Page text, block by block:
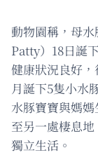
動物園稱，母
Patty）18日誕
健康狀況良好
月誕下5隻小水
水豚寶寶與媽
至另一處棲息
獨立生活。